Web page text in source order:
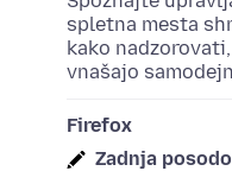
spletna mesta
kako
vnašajo
Firefox
Zadnja